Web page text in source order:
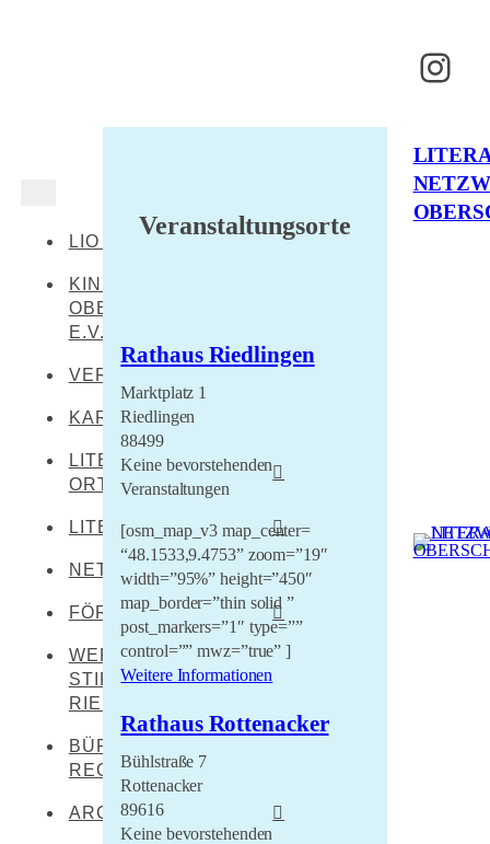
LIO AKTUELL
KINDERKULTUR
OBERSCHWABEN
E.V.
VERANSTALTUNGEN
KARTE
LITERARISCHE
ORTE
Leibertingen-
Kreenheinstetten
Meßkirch
Oberstadion
Obermarchtal
Riedlingen
Rottenacker
Wilflingen
LITERATEN
Werner Dürrson
Martin Heidegger
Franz Carl Hiemer
Ernst Jünger
Christoph von Schmid
Sebastian Sailer
Abraham a Sancta
Clara
NETZWERKENDE
FÖRDERER
Literaturland Baden-
Württemberg
Förderverein
Schwäbischer Dialekt
LEADER Oberschwaben
LEADER Mittleres
Oberschwaben
WERNER DÜRRSON-
STIFTUNG
RIEDLINGEN
BÜRO FÜR
REGIONALKULTUR
ARCHIV
Veranstaltungsorte
Rathaus Riedlingen
Marktplatz 1
Riedlingen
88499
Keine bevorstehenden
Veranstaltungen
[osm_map_v3 map_center=
“48.1533,9.4753” zoom=”19″
width=”95%” height=”450″
map_border=”thin solid ”
post_markers=”1″ type=””
control=”” mwz=”true” ]
Weitere Informationen
Rathaus Rottenacker
Bühlstraße 7
Rottenacker
89616
Keine bevorstehenden